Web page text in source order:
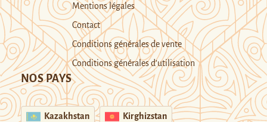
Mentions légales
Contact
Conditions générales de vente
Conditions générales d’utilisation
NOS PAYS
Kazakhstan Kirghizstan